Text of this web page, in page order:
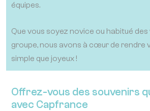
équipes.
Que vous soyez novice ou habitué
groupe, nous avons à cœur de rendre
simple que joyeux !
Offrez-vous des souvenirs
avec Capfrance